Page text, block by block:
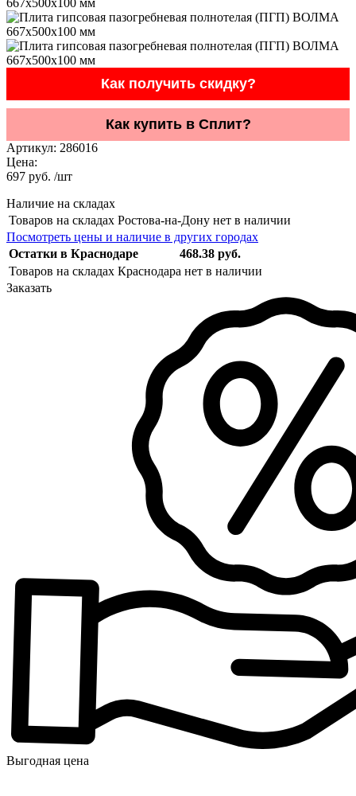
Как получить скидку?
Как купить в Сплит?
Артикул: 286016
Цена:
697 руб. /шт
Наличие на складах
Товаров на складах Ростова-на-Дону нет в наличии
Посмотреть цены и наличие в других городах
Остатки в Краснодаре
468.38 руб.
Товаров на складах Краснодара нет в наличии
Заказать
Выгодная цена